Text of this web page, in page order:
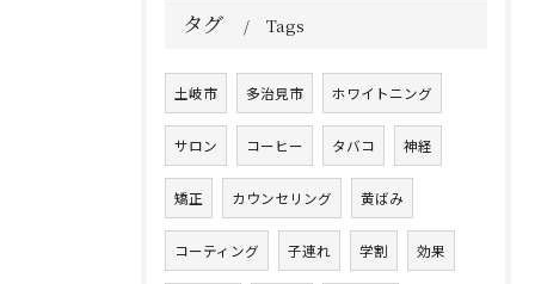
タグ Tags
土岐市 多治見市 ホワイトニング
サロン コーヒー タバコ 神経
矯正 カウンセリング 黄ばみ
コーティング 子連れ 学割 効果